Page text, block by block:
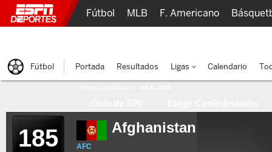
185 Afghanistan
AFC
Fútbol MLB F. Americano
Fútbol Portada Resultados Ligas Calendario